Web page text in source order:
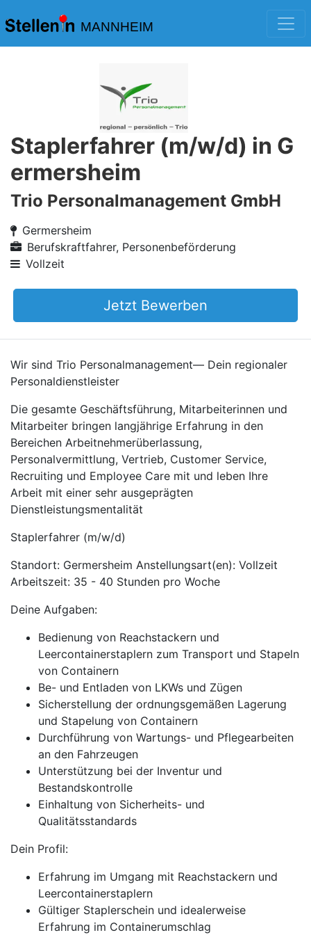
MANNHEIM
Staplerfahrer (m/w/d) in G
ermersheim
Trio Personalmanagement GmbH
Germersheim
Berufskraftfahrer, Personenbeförderung
Vollzeit
Jetzt Bewerben
Wir sind Trio Personalmanagement— Dein regionaler
Personaldienstleister
Die gesamte Geschäftsführung, Mitarbeiterinnen und
Mitarbeiter bringen langjährige Erfahrung in den
Bereichen Arbeitnehmerüberlassung,
Personalvermittlung, Vertrieb, Customer Service,
Recruiting und Employee Care mit und leben Ihre
Arbeit mit einer sehr ausgeprägten
Dienstleistungsmentalität
Staplerfahrer (m/w/d)
Standort: Germersheim Anstellungsart(en): Vollzeit
Arbeitszeit: 35 - 40 Stunden pro Woche
Deine Aufgaben:
Bedienung von Reachstackern und
Leercontainerstaplern zum Transport und Stapeln
von Containern
Be- und Entladen von LKWs und Zügen
Sicherstellung der ordnungsgemäßen Lagerung
und Stapelung von Containern
Durchführung von Wartungs- und Pflegearbeiten
an den Fahrzeugen
Unterstützung bei der Inventur und
Bestandskontrolle
Einhaltung von Sicherheits- und
Qualitätsstandards
Dein Profil:
Erfahrung im Umgang mit Reachstackern und
Leercontainerstaplern
Gültiger Staplerschein und idealerweise
Erfahrung im Containerumschlag